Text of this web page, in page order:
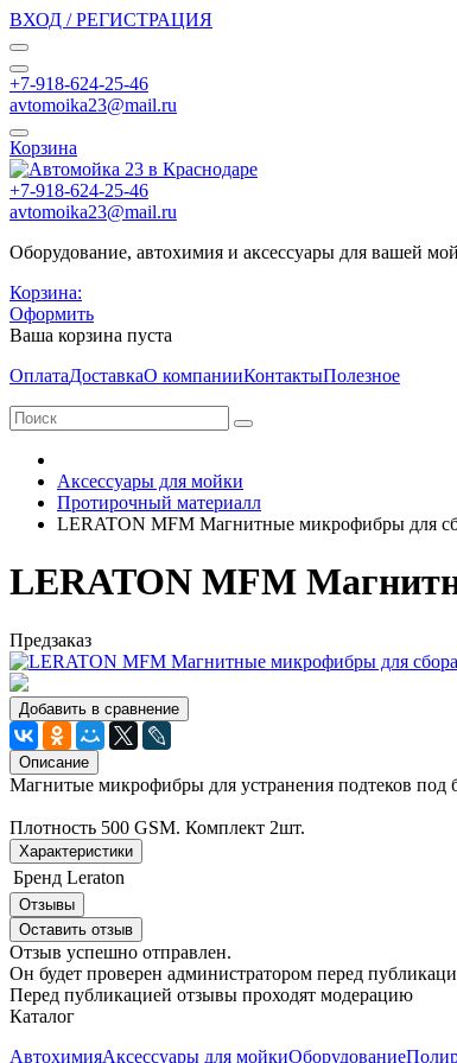
ВХОД / РЕГИСТРАЦИЯ
+7-918-624-25-46
avtomoika23@mail.ru
Корзина
+7-918-624-25-46
avtomoika23@mail.ru
Оборудование, автохимия и аксессуары для вашей
Корзина:
Оформить
Ваша корзина пуста
ОплатаДоставкаО компанииКонтактыПолезное
Аксессуары для мойки
Протирочный материалл
LERATON MFM Магнитные микрофибры для
LERATON MFM
Предзаказ
Добавить в сравнение
Описание
Магнитые микрофибры для устранения подтеков под
Плотность 500 GSM. Комплект 2шт.
Характеристики
Бренд Leraton
Отзывы
Оставить отзыв
Отзыв успешно отправлен.
Он будет проверен администратором перед
Перед публикацией отзывы проходят модерацию
Каталог
АвтохимияАксессуары для мойкиОборудование